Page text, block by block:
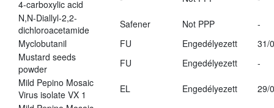
4-carboxylic acid
N,N-Diallyl-2,2-
dichloroacetamide
Safener Not PPP
-
Myclobutanil
FU Engedélyezett
31/
Mustard seeds
powder
FU Engedélyezett
-
Mild Pepino Mosaic
Virus isolate VX 1
EL Engedélyezett
29/